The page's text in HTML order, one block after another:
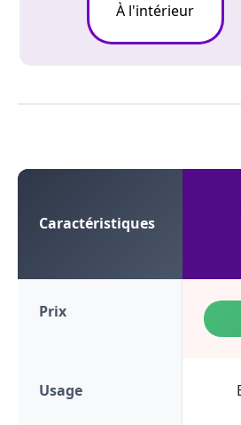
À l'intérieur
Caractéristiques
Prix
Usage